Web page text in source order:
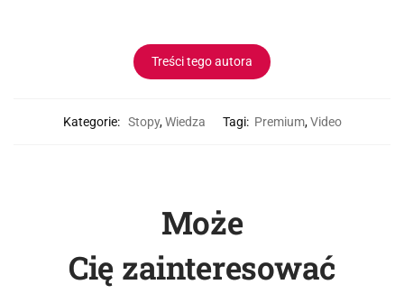
Treści tego autora
Kategorie: Stopy,Wiedza Tagi: Premium,Video
Może
Cię zainteresować